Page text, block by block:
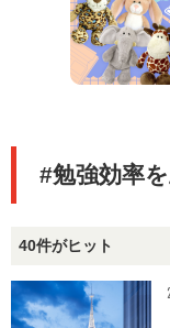
#勉強効率
40件がヒット